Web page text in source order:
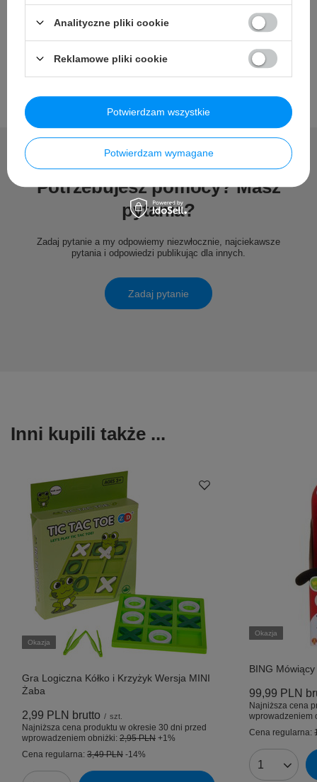
Opinie
Potrzebujesz pomocy? Masz
pytania?
Zadaj pytanie a my odpowiemy niezwłocznie, najciekawsze
pytania i odpowiedzi publikując dla innych.
Zadaj pytanie
Inni kupili także ...
Okazja
Gra Logiczna Kółko i Krzyżyk Wersja MINI
Żaba
2,99 PLN brutto / szt.
Najniższa cena produktu w okresie 30 dni przed
wprowadzeniem obniżki: 2,95 PLN +1%
Cena regularna: 3,49 PLN -14%
Okazja
BING
99,99 PLN
Najniższa cena
wprowadzeniem
Cena regularna:
Ilość
Analityczne pliki cookie
Reklamowe pliki cookie
Potwierdzam wymagane
Potwierdzam wszystkie